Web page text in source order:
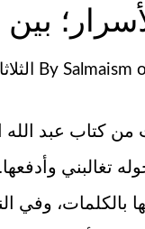
By Salmaism
من كتاب عبد
تغالبني
بالكلمات، وفي